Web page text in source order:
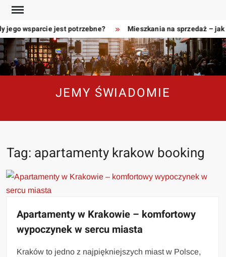
Skip
content
jego wsparcie jest potrzebne? Mieszkania na sprzedaż –
JEMY ŚWIADOMIE
Tag: apartamenty krakow booking
Apartamenty w Krakowie – komfortowy
wypoczynek w sercu miasta
Kraków to jedno z najpiękniejszych miast w Polsce,